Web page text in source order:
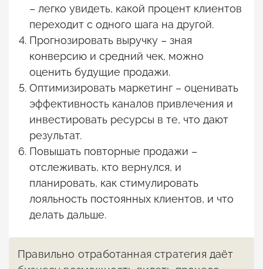
– легко увидеть, какой процент клиентов
переходит с одного шага на другой.
Прогнозировать выручку – зная
конверсию и средний чек, можно
оценить будущие продажи.
Оптимизировать маркетинг – оценивать
эффективность каналов привлечения и
инвестировать ресурсы в те, что дают
результат.
Повышать повторные продажи –
отслеживать, кто вернулся, и
планировать, как стимулировать
лояльность постоянных клиентов, и что
делать дальше.
Правильно отработанная стратегия даёт